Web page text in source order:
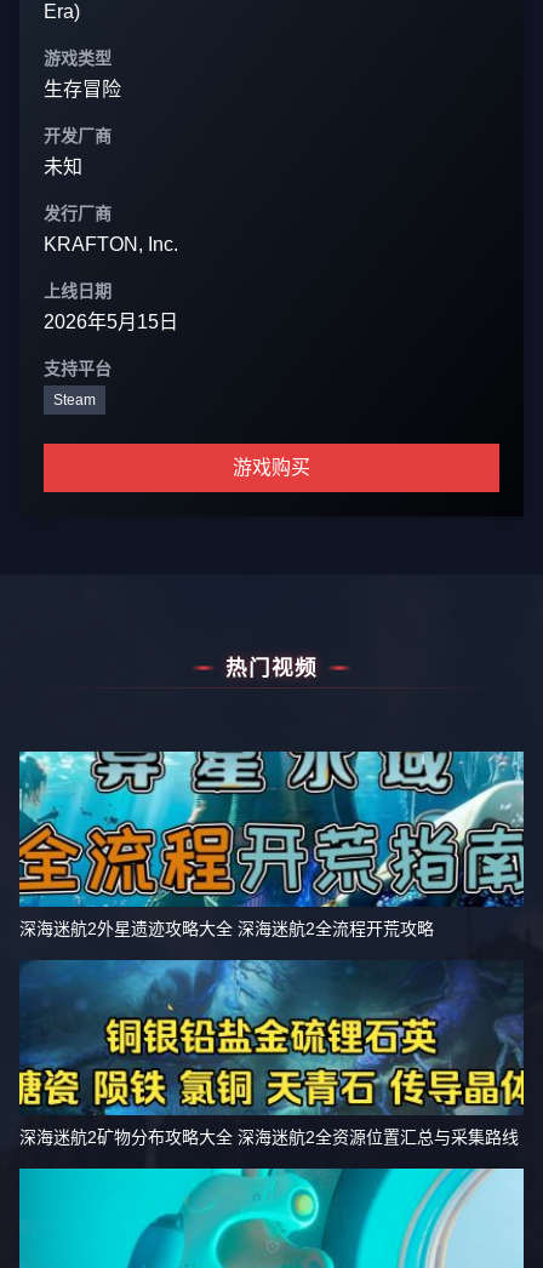
Era)
游戏类型
生存冒险
开发厂商
未知
发行厂商
KRAFTON, Inc.
上线日期
2026年5月15日
支持平台
Steam
游戏购买
热门视频
深海迷航2外星遗迹攻略大全 深海迷航2全流程开荒攻略
深海迷航2矿物分布攻略大全 深海迷航2全资源位置汇总与采集路线